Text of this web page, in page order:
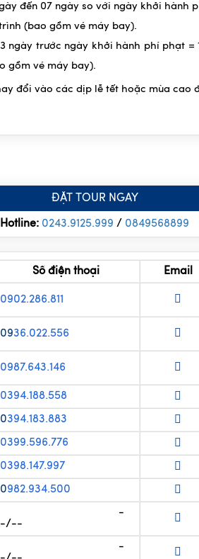
đến 07 ngày so với ngày khởi hành
(bao gồm vé máy bay).
ngày trước ngày khởi hành phí phạt =
gồm vé máy bay).
đổi vào các dịp lễ tết hoặc mùa cao
ĐẶT TOUR NGAY
Hotline: 0243.9125.999 / 0849568899
Số điện thoại
Email
0902.286.811
0936.022.556
0987.643.146
0394.188.558
0394.183.883
0399.596.776
0398.147.997
0982.934.500
-
-/--
-